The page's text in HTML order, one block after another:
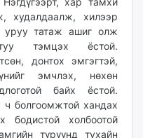
худалдаалж, хилээр
уруу татаж ашиг олж
тэмцэх ёстой.
донтох эмгэгтэй,
эмчлэх, нөхөн
байх ёстой.
ч болгоомжтой хандах
бодистой холбоотой
түрүүнд тухайн